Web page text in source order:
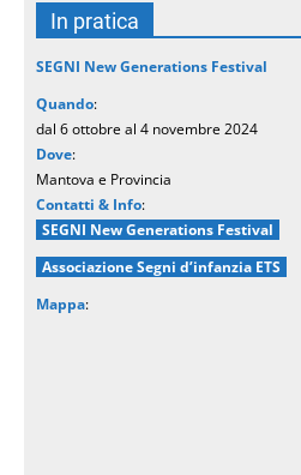
In pratica
SEGNI New Generations Festival
Quando:
dal 6 ottobre al 4 novembre 2024
Dove:
Mantova e Provincia
Contatti & Info:
SEGNI New Generations Festival
Associazione Segni d’infanzia ETS
Mappa: